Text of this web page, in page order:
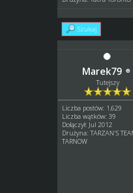
Szukaj
Marek79
Tutejszy
Liczba postów: 1,629
Liczba wątków: 39
Dołączył: Jul 2012
Drużyna: TARZAN'S
TARNOW